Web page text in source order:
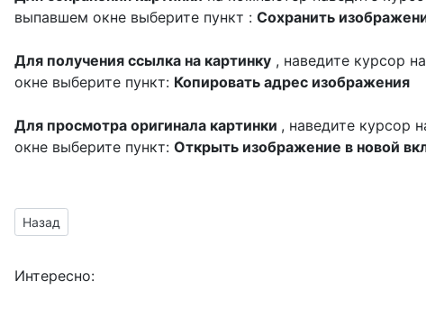
выпавшем окне выберите пункт : Сохранить
Для получения ссылка на картинку , наведите курсор
окне выберите пункт: Копировать адрес изображения
Для просмотра оригинала картинки , наведите курсор
окне выберите пункт: Открыть изображение в новой
Предыдущий материал: красивые картинки на прозрачном фоне
Назад
Интересно: